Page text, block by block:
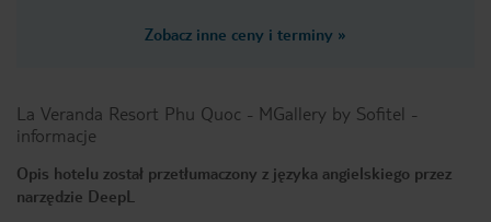
Zobacz inne ceny i terminy »
La Veranda Resort Phu Quoc - MGallery by Sofitel -
informacje
Opis hotelu został przetłumaczony z języka angielskiego przez
narzędzie DeepL